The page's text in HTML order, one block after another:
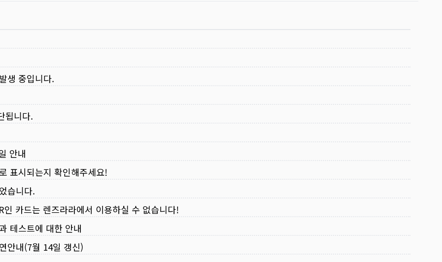
생 중입니다.
됩니다.
안내
표시되는지 확인해주세요!
습니다.
카드는 렌즈라라에서 이용하실 수 없습니다!
테스트에 대한 안내
안내(7월 14일 갱신)